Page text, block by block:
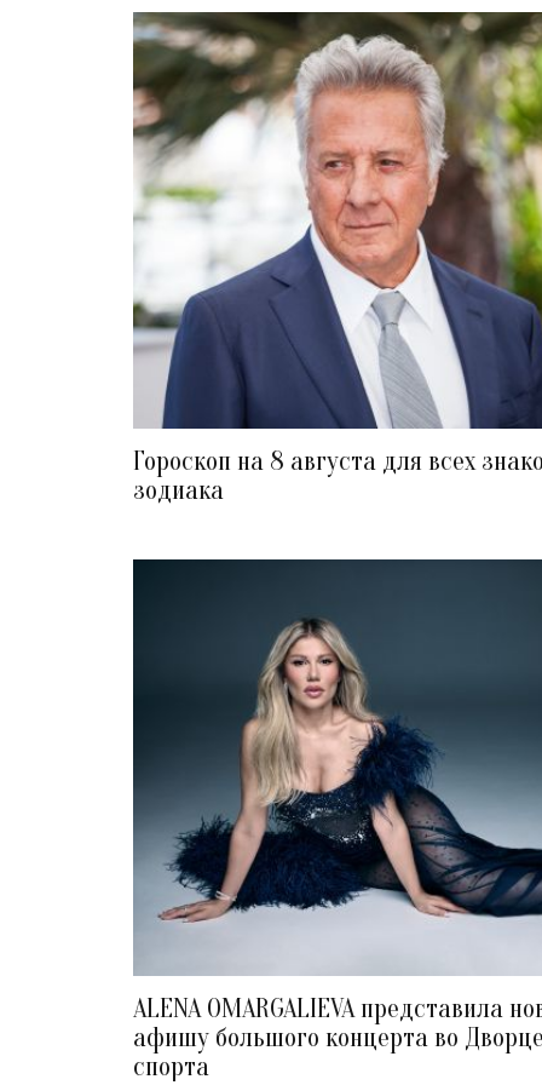
Гороскоп на 8 августа для всех
зодиака
ALENA OMARGALIEVA представила
афишу большого концерта во
спорта